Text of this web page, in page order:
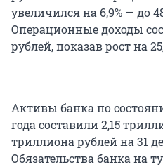
увеличился на 6,9% — до
Операционные доходы
рублей, показав рост на
Активы банка по
года составили 2,15
триллиона рублей на 31
Обязательства банка на